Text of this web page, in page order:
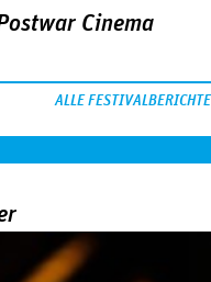
Cinema
ALLE FESTIVALBERICHTE